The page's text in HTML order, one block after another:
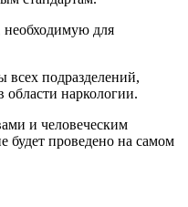
необходимую для
подразделений,
наркологии.
и человеческим
будет проведено на самом